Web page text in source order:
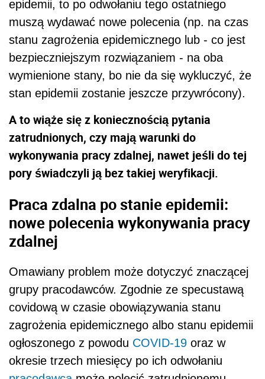
epidemii, to po odwołaniu tego ostatniego
muszą wydawać nowe polecenia (np. na czas
stanu zagrożenia epidemicznego lub - co jest
bezpieczniejszym rozwiązaniem - na oba
wymienione stany, bo nie da się wykluczyć, że
stan epidemii zostanie jeszcze przywrócony).
A to wiąże się z koniecznością pytania
zatrudnionych, czy mają warunki do
wykonywania pracy zdalnej, nawet jeśli do tej
pory świadczyli ją bez takiej weryfikacji.
Praca zdalna po stanie epidemii:
nowe polecenia wykonywania pracy
zdalnej
Omawiany problem może dotyczyć znaczącej
grupy pracodawców. Zgodnie ze specustawą
covidową w czasie obowiązywania stanu
zagrożenia epidemicznego albo stanu epidemii
ogłoszonego z powodu COVID-19 oraz w
okresie trzech miesięcy po ich odwołaniu